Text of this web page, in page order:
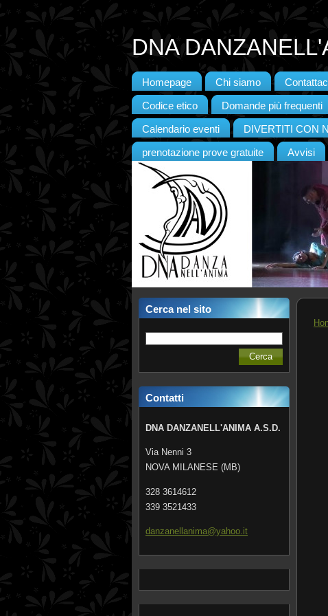
DNA
Homepage Chi siamo
Codice etico Domande più frequenti
Calendario eventi DIVERTITI CON
prenotazione prove gratuite Avvisi
Cerca nel sito
Contatti
DNA DANZANELL'ANIMA A.S.D.
Via Nenni 3
NOVA MILANESE (MB)
328 3614612
339 3521433
danzanel lanima@yahoo.it